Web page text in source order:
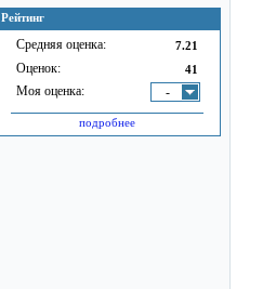
Рейтинг
Средняя оценка: 7.21
Оценок: 41
Моя оценка: -
подробнее